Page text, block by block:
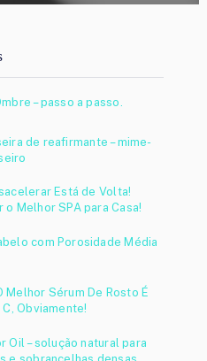
– passo a passo.
de reafirmante – mime-
Está de Volta!
o Melhor SPA para Casa!
com Porosidade Média
Melhor Sérum De Rosto É
Obviamente!
Oil – solução natural para